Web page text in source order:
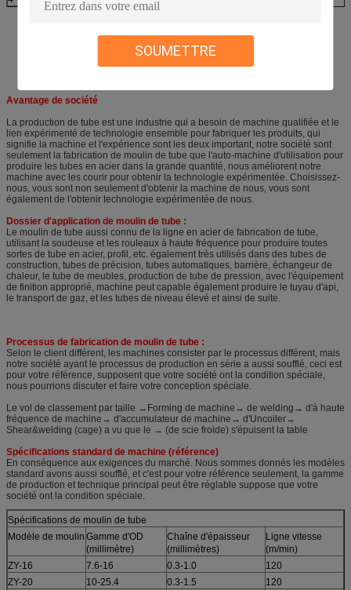
SOUMETTRE
Avantage de société
La production de tube est une industrie qui a besoin de machine qualifiée et le
lien expérimenté de technologie ensemble pour fabriquer les produits, qui
signifie la machine et l'expérience sont les deux important, notre société sont
seulement la fabrication de moulin de tube que l'auto-machine d'utilisation pour
produire les tubes en acier dans la grande quantité, nous améliorent notre
machine avec les courir pour obtenir la technologie expérimentée. Choisissez-
nous, vous sont non seulement d'obtenir la machine de nous, vous sont
également de l'obtenir technologie expérimentée de nous.
Dossier d'application de moulin de tube :
Le moulin de tube aussi connu de la ligne en acier de fabrication de tube,
utilisant la soudeuse et les rouleaux à haute fréquence pour produire toutes
sortes de tube en acier, profil, etc. également très utilisés dans des tubes de
construction, tubes de précision, tubes automatiques, barrière, échangeur de
chaleur, le tube de meubles, production de tube de pression, avec l'équipement
de finition approprié, machine peut capable également produire le tuyau d'api,
le transport de gaz, et les tubes de niveau élevé et ainsi de suite.
Processus de fabrication de moulin de tube :
Selon le client différent, les machines consister par le processus différent, mais
notre société ayant le processus de production en série a aussi soufflé, ceci est
pour votre référence, supposent que votre société ont la condition spéciale,
nous pourrions discuter et faire votre conception spéciale.
Le vol de classement par taille →Forming de machine→ de welding→ d'à haute
fréquence de machine→ d'accumulateur de machine→ d'Uncoiler→
Shear&welding (cage) a vu que le → (de scie froide) s'épuisent la table
Spécifications standard de machine (référence)
En conséquence aux exigences du marché. Nous sommes donnés les modèles
standard avons aussi soufflé, et c'est pour votre référence seulement, la gamme
de production et technique principal peut être réglable suppose que votre
société ont la condition spéciale.
Spécifications de moulin de tube
Modèle de moulin Gamme d'OD
(millimètre)
Chaîne d'épaisseur
(millimètres)
Ligne vitesse
(m/min)
ZY-16
7.6-16 0.3-1.0
120
ZY-20
10-25.4 0.3-1.5
120